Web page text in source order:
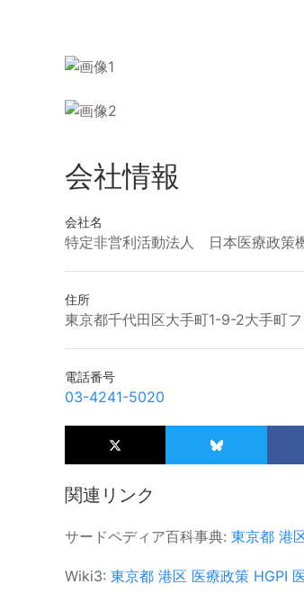
会社情報
会社名
特定非営利活動法人 日本医療政策
住所
東京都千代田区大手町1-9-2大手町
電話番号
03-4241-5020
関連リンク
サードペディア百科事典: 東京都 港
Wiki3: 東京都 港区 医療政策 HGPI